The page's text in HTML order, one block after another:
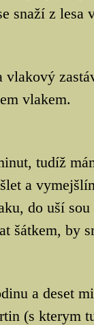
snaží z lesa
vlakový
vlakem.
tudíž
a
do uší
šátkem, by
a deset
(s kterym